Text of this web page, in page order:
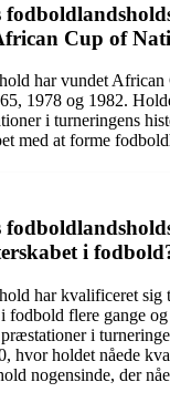
Cup of
har vundet
1978 og 1982.
i turneringens
med at forme
i
har kvalificeret sig
fodbold flere gange
i
hvor holdet nåede
nogensinde, der